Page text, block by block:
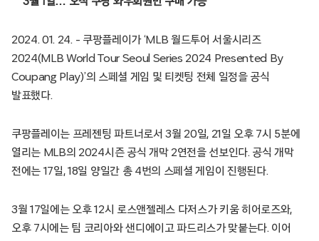
2024. 01. 24. – 쿠팡플레이가 ‘MLB 월드투어 서울시리즈
2024(MLB World Tour Seoul Series 2024 Presented By
Coupang Play)’의 스페셜 게임 및 티켓팅 전체 일정을 공식
발표했다.
쿠팡플레이는 프레젠팅 파트너로서 3월 20일, 21일 오후 7시 5분에
열리는 MLB의 2024시즌 공식 개막 2연전을 선보인다. 공식 개막
전에는 17일, 18일 양일간 총 4번의 스페셜 게임이 진행된다.
3월 17일에는 오후 12시 로스앤젤레스 다저스가 키움 히어로즈와,
오후 7시에는 팀 코리아와 샌디에이고 파드리스가 맞붙는다. 이어